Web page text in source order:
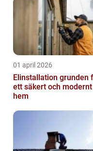
01 april 2026
Elinstallation grunden för
ett säkert och modernt
hem